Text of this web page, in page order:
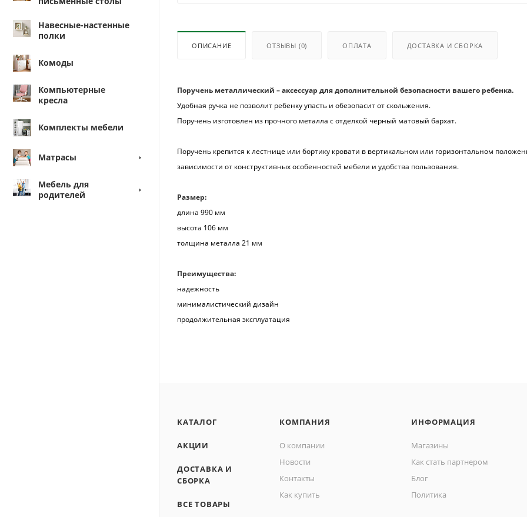
Навесные-настенные
полки
Комоды
Компьютерные
кресла
Комплекты мебели
Матрасы
Мебель для
родителей
ОПИСАНИЕ ОТЗЫВЫ (0) ОПЛАТА ДОСТАВКА И СБОРКА
Поручень металлический – аксессуар для дополнительной безопасности вашего ребенка.
Удобная ручка не позволит ребенку упасть и обезопасит от скольжения.
Поручень изготовлен из прочного металла с отделкой черный матовый бархат.
Поручень крепится к лестнице или бортику кровати в вертикальном или горизонтальном
зависимости от конструктивных особенностей мебели и удобства пользования.
Размер:
длина 990 мм
высота 106 мм
толщина металла 21 мм
Преимущества:
надежность
минималистический дизайн
продолжительная эксплуатация
КАТАЛОГ
АКЦИИ
ДОСТАВКА И
СБОРКА
ВСЕ ТОВАРЫ
КОМПАНИЯ
О компании
Новости
Контакты
Как купить
ИНФОРМАЦИЯ
Магазины
Как стать партнером
Блог
Политика